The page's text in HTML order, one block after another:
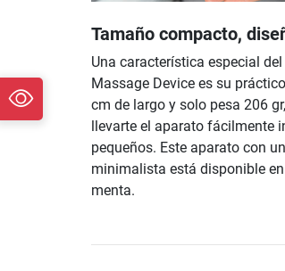
Tamaño compacto,
Una característica especial
Massage Device es su
cm de largo y solo pesa 206
llevarte el aparato fácilmente
pequeños. Este aparato con
minimalista está disponible
menta.